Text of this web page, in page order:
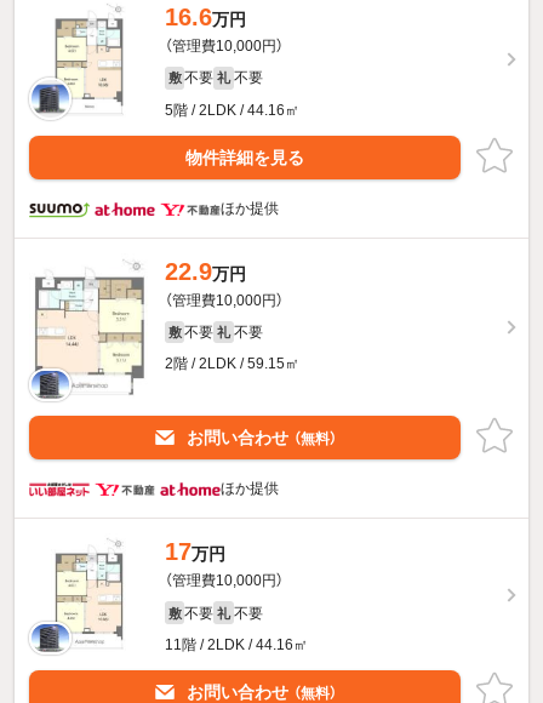
16.6万円
（管理費10,000円）
敷 不要 礼 不要
5階 / 2LDK / 44.16㎡
物件詳細を見る
ほか提供
22.9万円
（管理費10,000円）
敷 不要 礼 不要
2階 / 2LDK / 59.15㎡
お問い合わせ （無料）
ほか提供
17万円
（管理費10,000円）
敷 不要 礼 不要
11階 / 2LDK / 44.16㎡
お問い合わせ （無料）